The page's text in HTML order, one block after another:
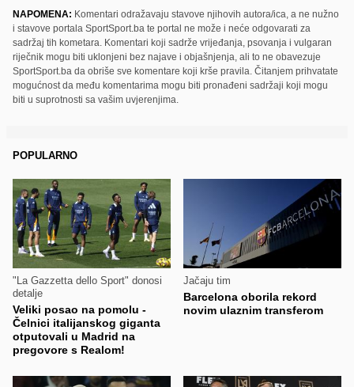
NAPOMENA: Komentari odražavaju stavove njihovih autora/ica, a ne nužno
i stavove portala SportSport.ba te portal ne može i neće odgovarati za
sadržaj tih kometara. Komentari koji sadrže vrijeđanja, psovanja i vulgaran
riječnik mogu biti uklonjeni bez najave i objašnjenja, ali to ne obavezuje
SportSport.ba da obriše sve komentare koji krše pravila. Čitanjem prihvatate
mogućnost da među komentarima mogu biti pronađeni sadržaji koji mogu
biti u suprotnosti sa vašim uvjerenjima.
POPULARNO
"La Gazzetta dello Sport" donosi
detalje
Veliki posao na pomolu -
Čelnici italijanskog giganta
otputovali u Madrid na
pregovore s Realom!
Jačaju tim
Barcelona oborila rekord
novim ulaznim transferom